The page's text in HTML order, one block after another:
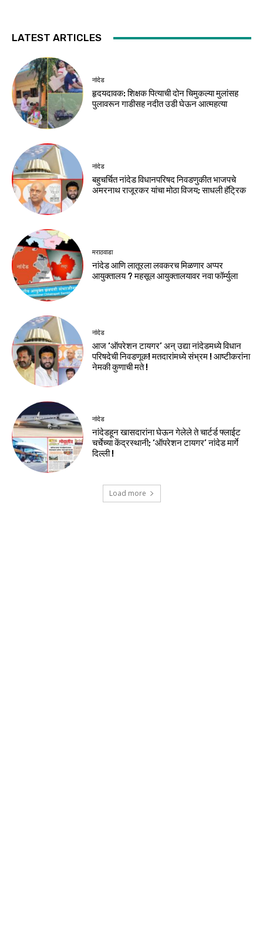
LATEST ARTICLES
नांदेड
हृदयदावक: शिक्षक पित्याची दोन चिमुकल्या मुलांसह
पुलावरून गाडीसह नदीत उडी घेऊन आत्महत्या
नांदेड
बहुचर्चित नांदेड विधानपरिषद निवडणुकीत भाजपचे
अमरनाथ राजूरकर यांचा मोठा विजय; साधली हॅट्रिक
मराठवाडा
नांदेड आणि लातूरला लवकरच मिळणार अप्पर
आयुक्तालय ? महसूल आयुक्तालयावर नवा फॉर्म्युला
नांदेड
आज ‘ऑपरेशन टायगर’ अन् उद्या नांदेडमध्ये विधान
परिषदेची निवडणूक! मतदारांमध्ये संभ्रम ! आष्टीकरांना
नेमकी कुणाची मते !
नांदेड
नांदेडहून खासदारांना घेऊन गेलेले ते चार्टर्ड फ्लाईट
चर्चेच्या केंद्रस्थानी; ‘ऑपरेशन टायगर’ नांदेड मार्गे
दिल्ली !
Load more